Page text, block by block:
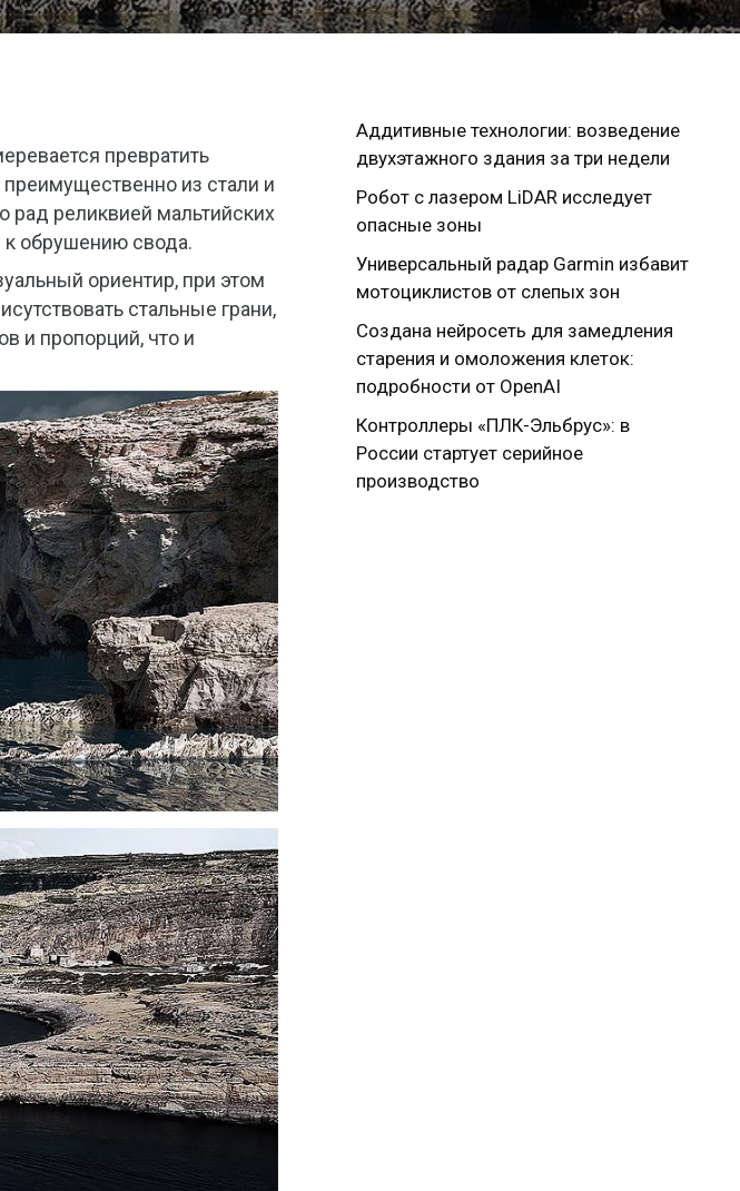
превратить
преимущественно из стали и
рад реликвией мальтийских
к обрушению свода.
ориентир, при этом
стальные грани,
и пропорций, что и
Аддитивные технологии: возведение
двухэтажного здания за три недели
Робот с лазером LiDAR исследует
опасные зоны
Универсальный радар Garmin избавит
мотоциклистов от слепых зон
Создана нейросеть для замедления
старения и омоложения клеток:
подробности от OpenAI
Контроллеры «ПЛК-Эльбрус»: в
России стартует серийное
производство